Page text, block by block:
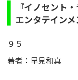
『イノセント
エンタテインメ
９５
著者：早見和真